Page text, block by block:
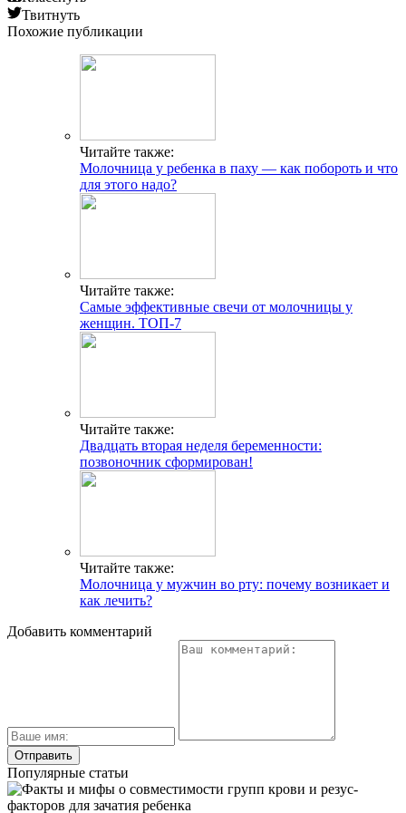
Твитнуть
Похожие публикации
Читайте также:
Молочница у ребенка в паху — как побороть и что
для этого надо?
Читайте также:
Самые эффективные свечи от молочницы у
женщин. ТОП-7
Читайте также:
Двадцать вторая неделя беременности:
позвоночник сформирован!
Читайте также:
Молочница у мужчин во рту: почему возникает и
как лечить?
Добавить комментарий
Популярные статьи